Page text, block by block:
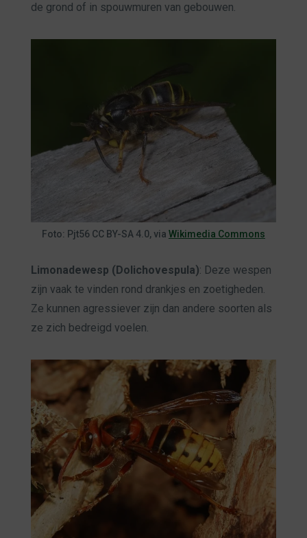
de grond of in spouwmuren van gebouwen.
Foto: Pjt56 CC BY-SA 4.0, via Wikimedia Commons
Limonadewesp (Dolichovespula): Deze wespen
zijn vaak te vinden rond drankjes en zoetigheden.
Ze kunnen agressiever zijn dan andere soorten als
ze zich bedreigd voelen.